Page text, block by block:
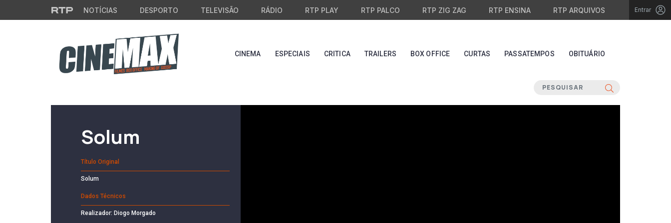
Saltar para o conteúdo principal
NOTÍCIAS DESPORTO TELEVISÃO RÁDIO RTP PLAY RTP PALCO RTP ZIG ZAG RTP ENSINA RTP ARQUIVOS Entrar
CINEMA ESPECIAIS CRITICA TRAILERS BOX OFFICE CURTAS PASSATEMPOS OBITUÁRIO
Solum
Título Original
Solum
Dados Técnicos
Realizador: Diogo Morgado